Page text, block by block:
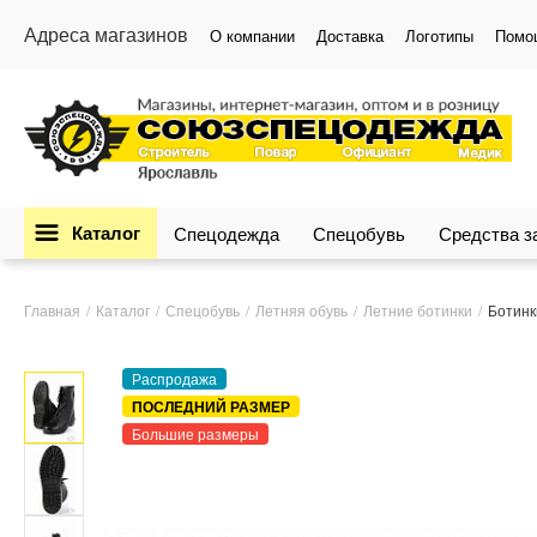
Адреса магазинов О компании Доставка Логотипы
Каталог Спецодежда Спецобувь Средства
Главная Каталог Спецобувь Летняя обувь Летние ботинки
Распродажа
ПОСЛЕДНИЙ РАЗМЕР
Большие размеры